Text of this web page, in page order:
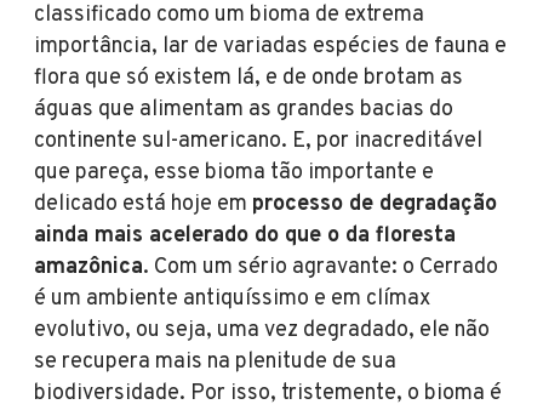
classificado como um bioma de extrema
importância, lar de variadas espécies de fauna e
flora que só existem lá, e de onde brotam as
águas que alimentam as grandes bacias do
continente sul-americano. E, por inacreditável
que pareça, esse bioma tão importante e
delicado está hoje em processo de degradação
ainda mais acelerado do que o da floresta
amazônica. Com um sério agravante: o Cerrado
é um ambiente antiquíssimo e em clímax
evolutivo, ou seja, uma vez degradado, ele não
se recupera mais na plenitude de sua
biodiversidade. Por isso, tristemente, o bioma é